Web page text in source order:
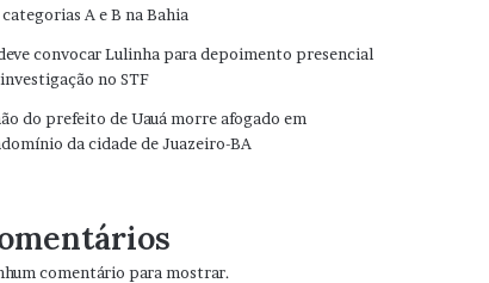
categorias A e B na Bahia
convocar Lulinha para depoimento presencial
no STF
do prefeito de Uauá morre afogado em
da cidade de Juazeiro-BA
comentário para mostrar.